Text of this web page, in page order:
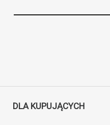
DLA KUPUJĄCYCH